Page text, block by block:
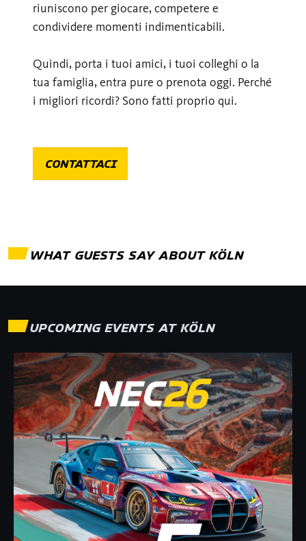
riuniscono per giocare, competere e
condividere momenti indimenticabili.
Quindi, porta i tuoi amici, i tuoi colleghi o la
tua famiglia, entra pure o prenota oggi. Perché
i migliori ricordi? Sono fatti proprio qui.
CONTATTACI
WHAT GUESTS SAY ABOUTKÖLN
UPCOMING EVENTS ATKÖLN